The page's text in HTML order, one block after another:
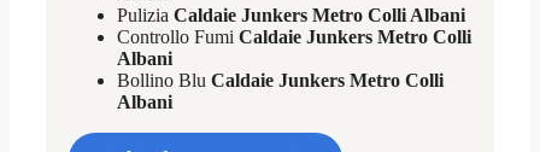
Pulizia Caldaie Junkers Metro Colli Albani
Controllo Fumi Caldaie Junkers Metro Colli
Albani
Bollino Blu Caldaie Junkers Metro Colli
Albani